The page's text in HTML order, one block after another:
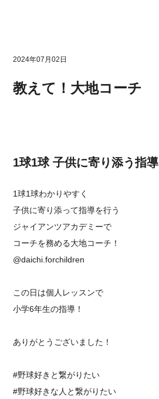
2024年07月02日
教えて！大地コーチ
1球1球 子供に寄り添う指導
1球1球わかりやすく
子供に寄り添って指導を行う
ジャイアンツアカデミーで
コーチを務める大地コーチ！
@daichi.forchildren
この日は個人レッスンで
小学6年生の指導！
ありがとうございました！
⁡#野球好きと繋がりたい
#野球好きな人と繋がりたい